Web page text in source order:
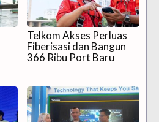
Telkom Akses Perluas
Fiberisasi dan Bangun
366 Ribu Port Baru